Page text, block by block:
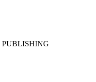
PUBLISHING